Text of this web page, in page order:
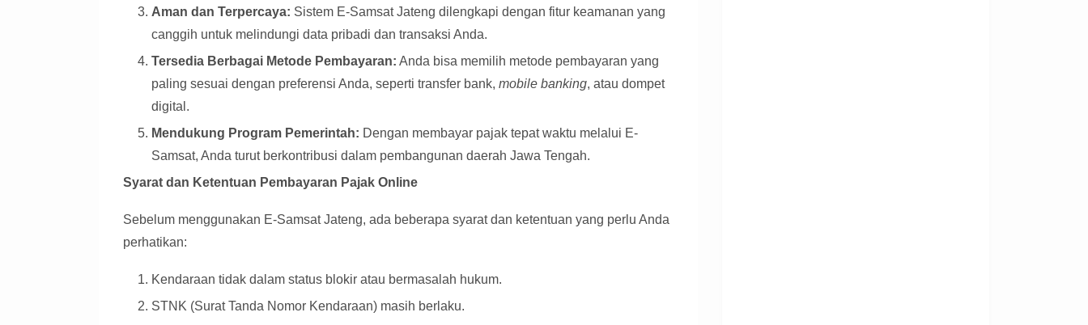
Aman dan Terpercaya: Sistem E-Samsat Jateng dilengkapi dengan fitur keamanan yang
canggih untuk melindungi data pribadi dan transaksi Anda.
Tersedia Berbagai Metode Pembayaran: Anda bisa memilih metode pembayaran yang
paling sesuai dengan preferensi Anda, seperti transfer bank, mobile banking, atau dompet
digital.
Mendukung Program Pemerintah: Dengan membayar pajak tepat waktu melalui E-
Samsat, Anda turut berkontribusi dalam pembangunan daerah Jawa Tengah.
Syarat dan Ketentuan Pembayaran Pajak Online
Sebelum menggunakan E-Samsat Jateng, ada beberapa syarat dan ketentuan yang perlu Anda
perhatikan:
Kendaraan tidak dalam status blokir atau bermasalah hukum.
STNK (Surat Tanda Nomor Kendaraan) masih berlaku.